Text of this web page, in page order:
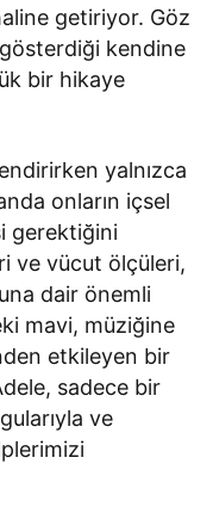
getiriyor. Göz
gösterdiği kendine
bir hikaye
yalnızca
onların içsel
gerektiğini
ve vücut ölçüleri,
dair önemli
mavi, müziğine
etkileyen bir
sadece bir
ve